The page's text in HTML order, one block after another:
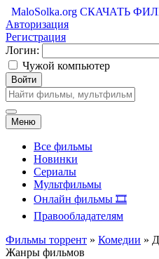
MaloSolka.org СКАЧАТЬ
Авторизация
Регистрация
Логин:
Чужой компьютер
Войти
Меню
Все фильмы
Новинки
Сериалы
Мультфильмы
Онлайн фильмы 🎞️
Правообладателям
Фильмы торрент » Комедии »
Жанры фильмов